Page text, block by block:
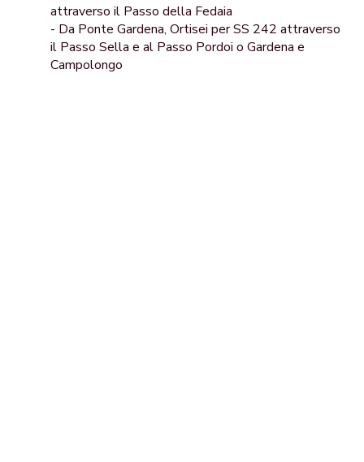
attraverso il Passo della Fedaia
- Da Ponte Gardena, Ortisei per SS 242 attraverso
il Passo Sella e al Passo Pordoi o Gardena e
Campolongo